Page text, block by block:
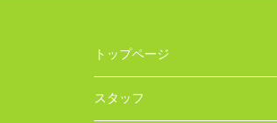
トップページ
スタッフ